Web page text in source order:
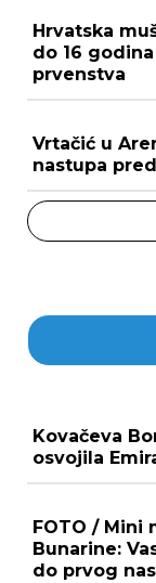
Hrvatska
do 16
prvenstva
Vrtačić u
nastupa
Kovačeva
osvojila
FOTO / Mini
Bunarine:
do prvog